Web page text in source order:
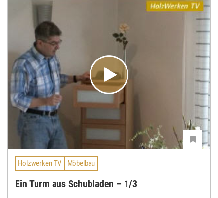
Holzwerken TV Möbelbau
Ein Turm aus Schubladen – 1/3